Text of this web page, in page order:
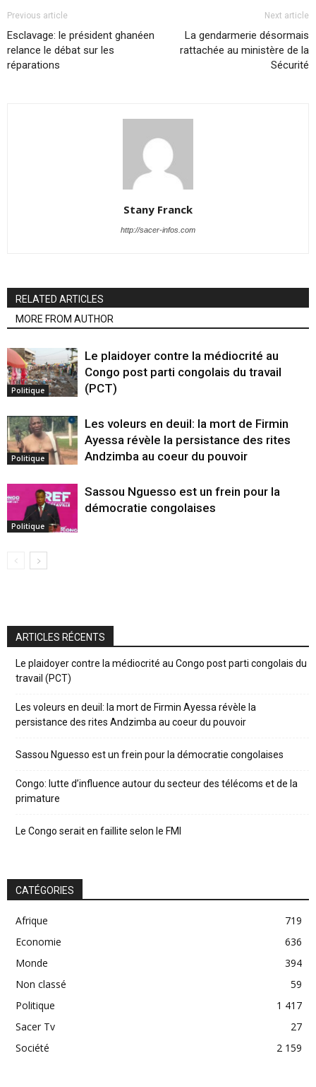
Previous article
Esclavage: le président ghanéen
relance le débat sur les
réparations
Next article
La gendarmerie désormais
rattachée au ministère de la
Sécurité
Stany Franck
http://sacer-infos.com
RELATED ARTICLES
MORE FROM AUTHOR
Politique
Le plaidoyer contre la médiocrité au
Congo post parti congolais du travail
(PCT)
Politique
Les voleurs en deuil: la mort de Firmin
Ayessa révèle la persistance des rites
Andzimba au coeur du pouvoir
Politique
Sassou Nguesso est un frein pour la
démocratie congolaises
ARTICLES RÉCENTS
Le plaidoyer contre la médiocrité au Congo post parti congolais du
travail (PCT)
Les voleurs en deuil: la mort de Firmin Ayessa révèle la
persistance des rites Andzimba au coeur du pouvoir
Sassou Nguesso est un frein pour la démocratie congolaises
Congo: lutte d’influence autour du secteur des télécoms et de la
primature
Le Congo serait en faillite selon le FMI
CATÉGORIES
Afrique
719
Economie
636
Monde
394
Non classé
59
Politique
1 417
Sacer Tv
27
Société
2 159